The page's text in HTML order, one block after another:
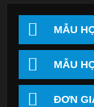
MẪU
MẪU
ĐƠN